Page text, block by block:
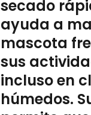
secado
ayuda a
mascota
sus
incluso en
húmedos.